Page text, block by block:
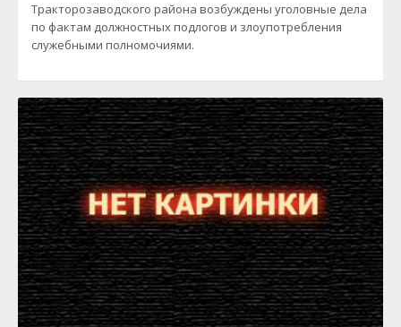
Тракторозаводского района возбуждены уголовные дела
по фактам должностных подлогов и злоупотребления
служебными полномочиями.